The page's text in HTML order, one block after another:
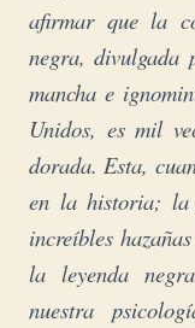
afirmar que la
negra, divulgada
mancha e
Unidos, es mil
dorada. Esta,
en la historia; la
increíbles
la leyenda
nuestra